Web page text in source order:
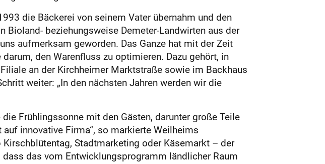
die Bäckerei von seinem Vater übernahm und den
Bioland- beziehungsweise Demeter-Landwirten aus der
aufmerksam geworden. Das Ganze hat mit der Zeit
den Warenfluss zu optimieren. Dazu gehört, in
an der Kirchheimer Marktstraße sowie im Backhaus
weiter: „In den nächsten Jahren werden wir die
Frühlingssonne mit den Gästen, darunter große Teile
innovative Firma“, so markierte Weilheims
Stadtmarketing oder Käsemarkt – der
das vom Entwicklungsprogramm ländlicher Raum